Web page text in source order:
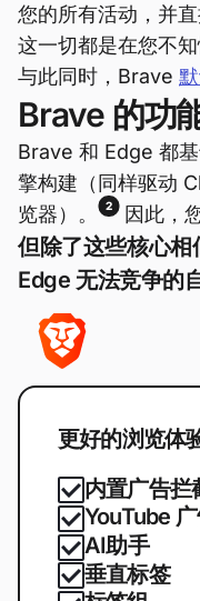
您的所有活动，并
这一切都是在您不
与此同时，Brave
Brave 的功
Brave 和 Edge 都
擎构建（同样驱动
览器）。
2 因此，
但除了这些核心
Edge 无法竞争的
更好的浏览体
内置广告拦
YouTube
AI助手
垂直标签